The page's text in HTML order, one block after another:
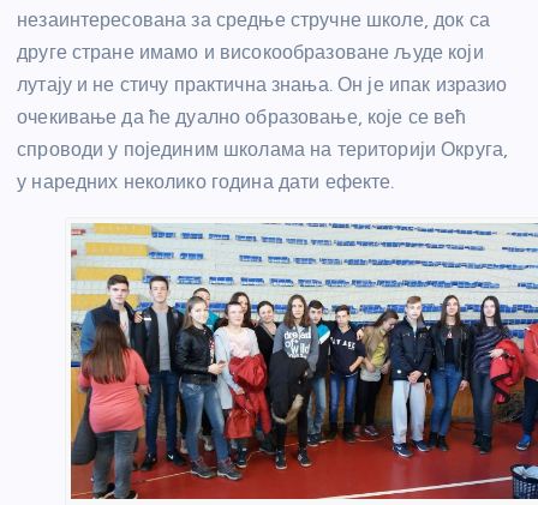
незаинтересована за средње стручне школе, док са
друге стране имамо и високообразоване људе који
лутају и не стичу практична знања. Он је ипак изразио
очекивање да ће дуално образовање, које се већ
спроводи у појединим школама на територији Округа,
у наредних неколико година дати ефекте.